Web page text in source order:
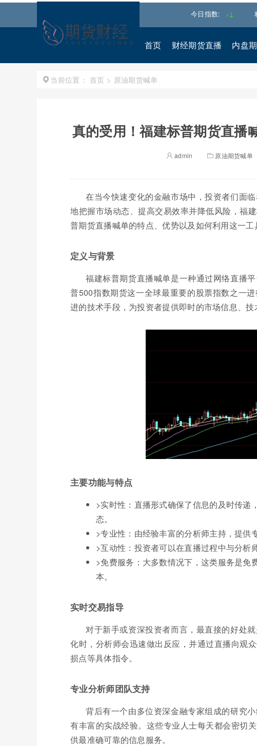
今日指数:
-0.06%↓ 标普500
首页 财经期货直播 内盘
当前位置： 首页 > 原油期货喊单
真的受用！福建标普期货直播
admin 原油期货喊单
在当今快速变化的金融市场中，投资者们面
地把握市场动态、提高交易效率并降低风险，福
普期货直播喊单的特点、优势以及如何利用这一工
定义与背景
福建标普期货直播喊单是一种通过网络直播
普500指数期货这一全球最重要的股票指数之一
进的技术手段，为投资者提供即时的市场信息、技
主要功能与特点
>实时性：直播形式确保了信息的及时传递
态。
>专业性：由经验丰富的分析师主持，提供
>互动性：投资者可以在直播过程中与分析
>免费服务：大多数情况下，这类服务是
本。
实时交易指导
对于新手或资深投资者而言，最直接的好处
化时，分析师会迅速做出反应，并通过直播向观
损点等具体指令。
专业分析师团队支持
背后有一个由多位资深金融专家组成的研究
有丰富的实战经验。这些专业人士每天都会密切
供最准确可靠的信息服务。